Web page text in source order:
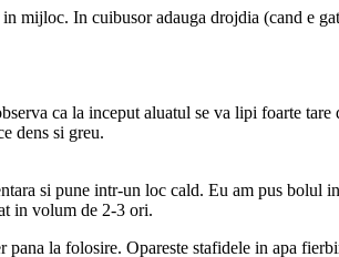
mijloc. In cuibusor adauga drojdia (cand e
ca la inceput aluatul se va lipi foarte
dens si greu.
si pune intr-un loc cald. Eu am pus bolul
in volum de 2-3 ori.
la folosire. Opareste stafidele in apa